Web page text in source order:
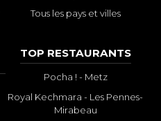
Tous les pays et villes
TOP RESTAURANTS
Pocha ! - Metz
Royal Kechmara - Les Pennes-
Mirabeau